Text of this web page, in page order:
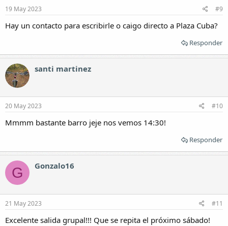
19 May 2023 #9
Hay un contacto para escribirle o caigo directo a Plaza Cuba?
Responder
santi martinez
20 May 2023 #10
Mmmm bastante barro jeje nos vemos 14:30!
Responder
G Gonzalo16
21 May 2023 #11
Excelente salida grupal!!! Que se repita el próximo sábado!